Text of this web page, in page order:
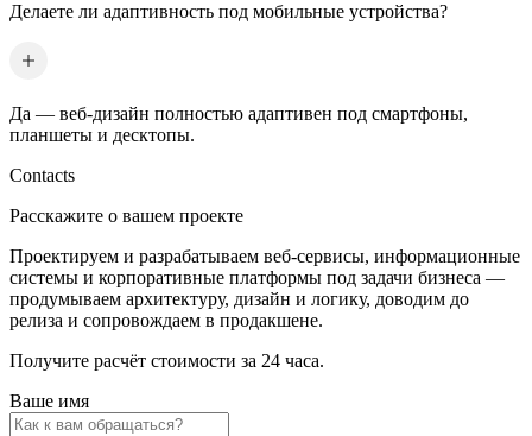
Делаете ли адаптивность под мобильные устройства?
Да — веб-дизайн полностью адаптивен под смартфоны,
планшеты и десктопы.
Contacts
Расскажите о вашем проекте
Проектируем и разрабатываем веб-сервисы, информационные
системы и корпоративные платформы под задачи бизнеса —
продумываем архитектуру, дизайн и логику, доводим до
релиза и сопровождаем в продакшене.
Получите расчёт стоимости за 24 часа.
Ваше имя